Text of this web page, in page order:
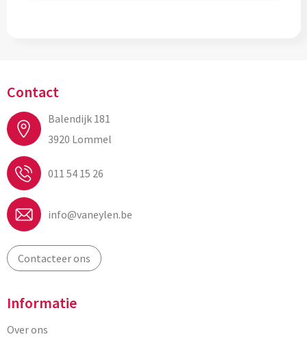
Contact
Balendijk 181
3920 Lommel
011 54 15 26
info@vaneylen.be
Contacteer ons
Informatie
Over ons